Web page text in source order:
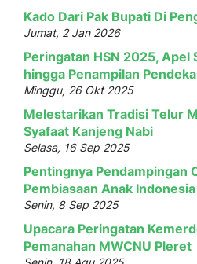
Kado Dari Pak Bupati Di
Jumat, 2 Jan 2026
Peringatan HSN 2025, Apel
hingga Penampilan
Minggu, 26 Okt 2025
Melestarikan Tradisi Telur
Syafaat Kanjeng Nabi
Selasa, 16 Sep 2025
Pentingnya Pendampingan
Pembiasaan Anak
Senin, 8 Sep 2025
Upacara Peringatan
Pemanahan MWCNU Pleret